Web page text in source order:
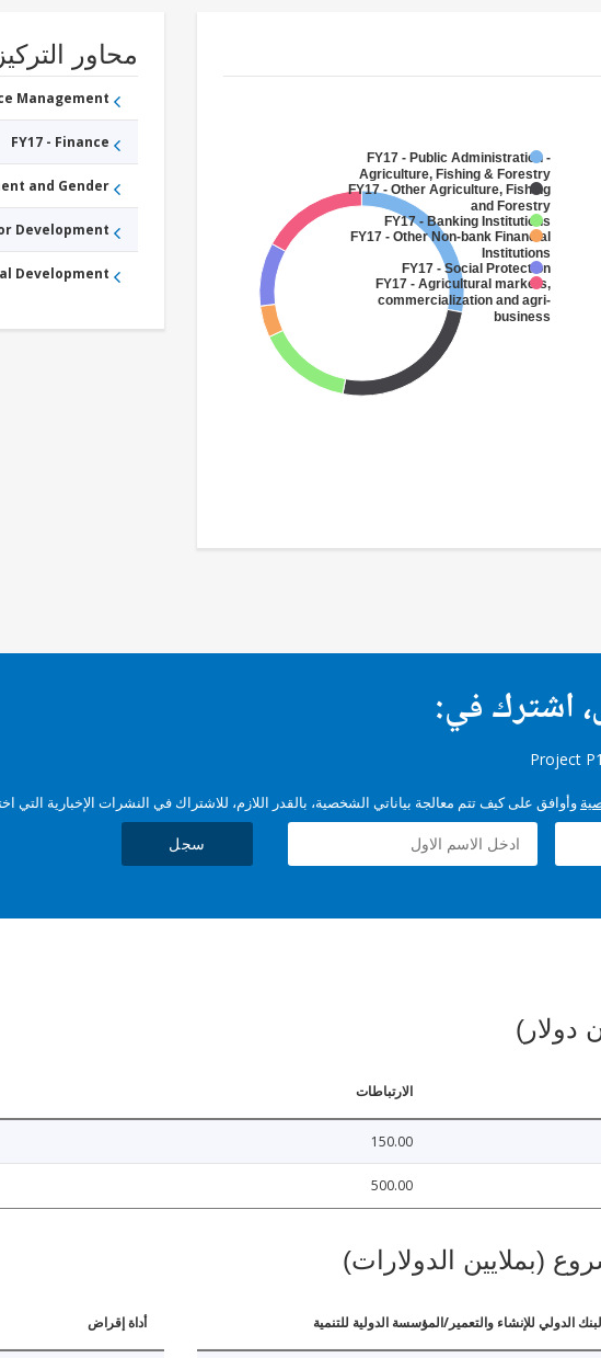
FY17 - Public Administration -
Agriculture, Fishing & Forestry
FY17 - Other Agriculture, Fishing
and Forestry
FY17 - Banking Institutions
FY17 - Other Non-bank Financial
Institutions
FY17 - Social Protection
FY17 - Agricultural markets,
commercialization and agri-
business
محاور التركيز
Management
FY17 - Finance
and Gender
Development
Development
اشترك في:
وأوافق على كيف تتم معالجة بياناتي الشخصية، بالقدر اللازم، للاشتراك في النشرات الإخبارية التي
سجل
دولار)
الارتباطات
150.00
500.00
(بملايين الدولارات)
الدولي للإنشاء والتعمير/المؤسسة الدولية للتنمية أداة إقراض